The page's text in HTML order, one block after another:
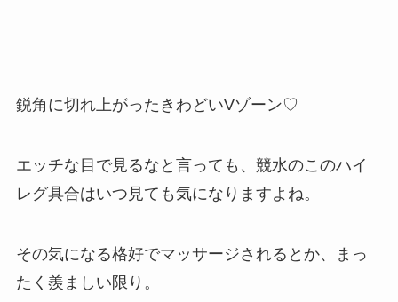
鋭角に切れ上がったきわどいVゾーン♡
エッチな目で見るなと言っても、競水のこのハイ
レグ具合はいつ見ても気になりますよね。
その気になる格好でマッサージされるとか、まっ
たく羨ましい限り。